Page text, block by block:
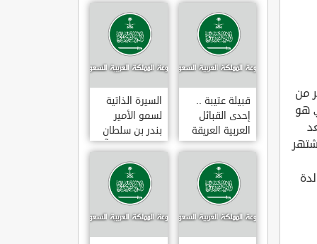
من
هو
قبيلة عتيبة ..
إحدى القبائل
العربية العريقة
السيرة الذاتية
لسمو الأمير
بندر بن سلطان
بن عبد العزيز آل
سعود